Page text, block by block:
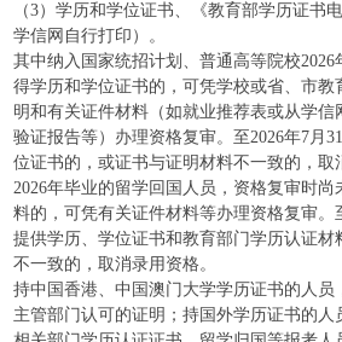
（3）学历和学位证书、《教育部学历证书
学信网自行打印）。
其中纳入国家统招计划、普通高等院校2026
得学历和学位证书的，可凭学校或省、市教
明和有关证件材料（如就业推荐表或从学
验证报告等）办理资格复审。至2026年7月
位证书的，或证书与证明材料不一致的，取
2026年毕业的留学回国人员，资格复审时
料的，可凭有关证件材料等办理资格复审。
提供学历、学位证书和教育部门学历认证材
不一致的，取消录用资格。
持中国香港、中国澳门大学学历证书的人员
主管部门认可的证明；持国外学历证书的人